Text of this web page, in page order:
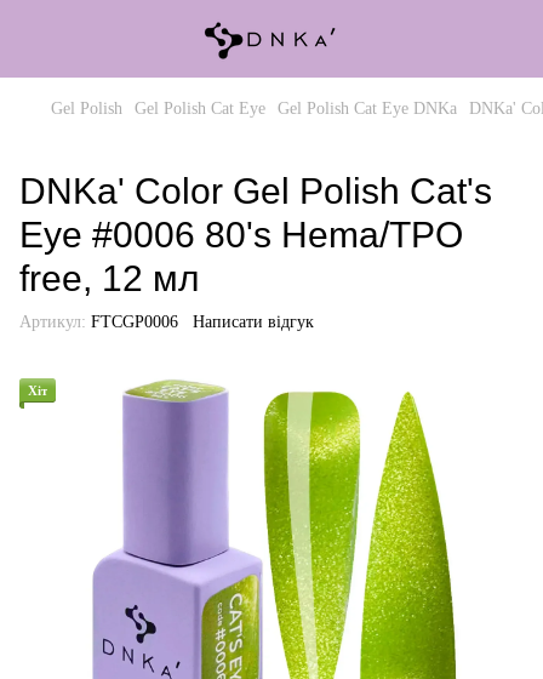
Gel Polish Gel Polish Cat Eye Gel Polish Cat Eye DNKa DNKa'
DNKa' Color Gel Polish Cat's
Eye #0006 80's Hema/TPO
free, 12 мл
Артикул: FTCGP0006 Написати відгук
Хіт